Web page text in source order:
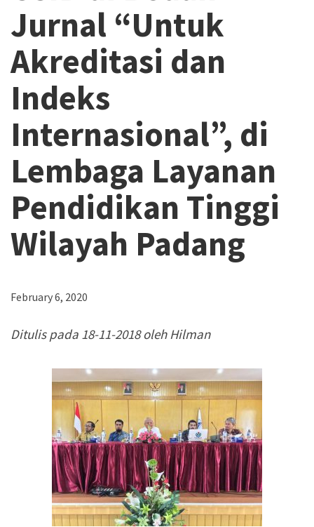
Pertimbangan Penggunaan
Jenis Lisensi CC
Panduan Penerapan
Konten Terbuka
Pertimbangan Penggunaan
Jenis Lisensi CC
Panduan Penerapan
Konten Terbuka
Jurnal “Untuk
Akreditasi dan
Indeks
Internasional”, di
Lembaga Layanan
Pendidikan Tinggi
Wilayah Padang
February 6, 2020
Ditulis pada 18-11-2018 oleh Hilman